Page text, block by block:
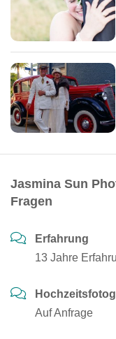
Jasmina Sun
Fragen
Erfahrung
13 Jahre
Auf Anfrage